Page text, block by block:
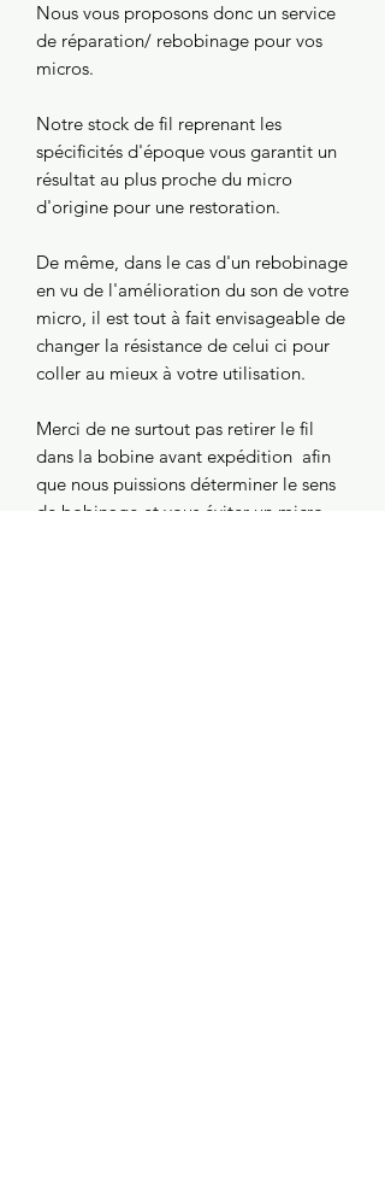
Nous vous proposons donc un service
de réparation/ rebobinage pour vos
micros.
Notre stock de fil reprenant les
spécificités d'époque vous garantit un
résultat au plus proche du micro
d'origine pour une restoration.
De même, dans le cas d'un rebobinage
en vu de l'amélioration du son de votre
micro, il est tout à fait envisageable de
changer la résistance de celui ci pour
coller au mieux à votre utilisation.
Merci de ne surtout pas retirer le fil
dans la bobine avant expédition afin
que nous puissions déterminer le sens
de bobinage et vous éviter un micro